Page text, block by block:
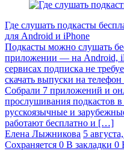
Где слушать подкасты
для Android и iPhone
Подкасты можно слушать
приложении — на Android,
сервисах подписка не
скачать выпуски на
Собрали 7 приложений и
прослушивания подкастов в
русскоязычные и
работают бесплатно и […]
Елена Лыжникова 5
Сохраняется 0 В закладки 0